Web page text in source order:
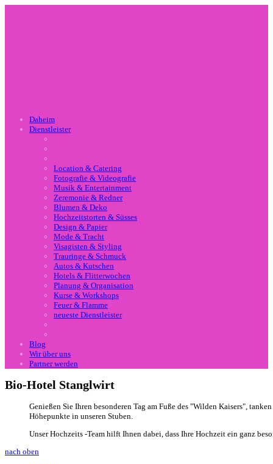
Daheim
Dienstleister
Location & Catering
Fotografie & Videografie
Musik & Entertainment
Zeremonie & Redner
Blumen & Deko
Hochzeitstorten & Süsses
Design & Papier
Mode & Tracht
Visagisten & Styling
Trauringe & Schmuck
Autos & Kutschen
Hotels & Flitterwochen
Planung & Organisation
Kurse & Workshops
Feuer & Flamme
neueste Dienstleister
Blog
Wir über uns
Partner werden
Bio-Hotel Stanglwirt
Genießen Sie Ihren besonderen Tag am Fuße des "Wilden Kaisers",
Höhepunkte in unseren Stuben.
Unser Hochzeits -Team hilft Ihnen dabei, dass Ihre Hochzeit ein ganz
nach oben